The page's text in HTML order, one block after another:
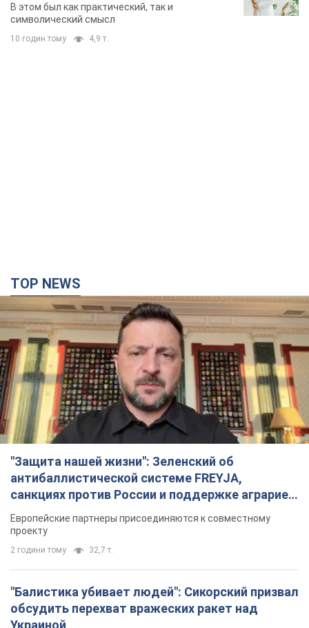
В этом был как практический, так и
символический смысл
10 годин тому 4,9 т.
TOP NEWS
"Защита нашей жизни": Зеленский об
антибаллистической системе FREYJA,
санкциях против России и поддержке аграриев.
Видео
Европейские партнеры присоединяются к совместному
проекту
2 години тому 32,7 т.
"Балистика убивает людей": Сикорский призвал
обсудить перехват вражеских ракет над
Украиной